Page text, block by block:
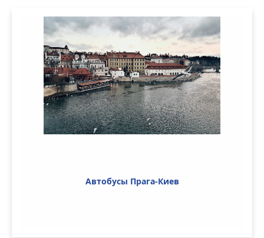
Автобусы Прага-Киев